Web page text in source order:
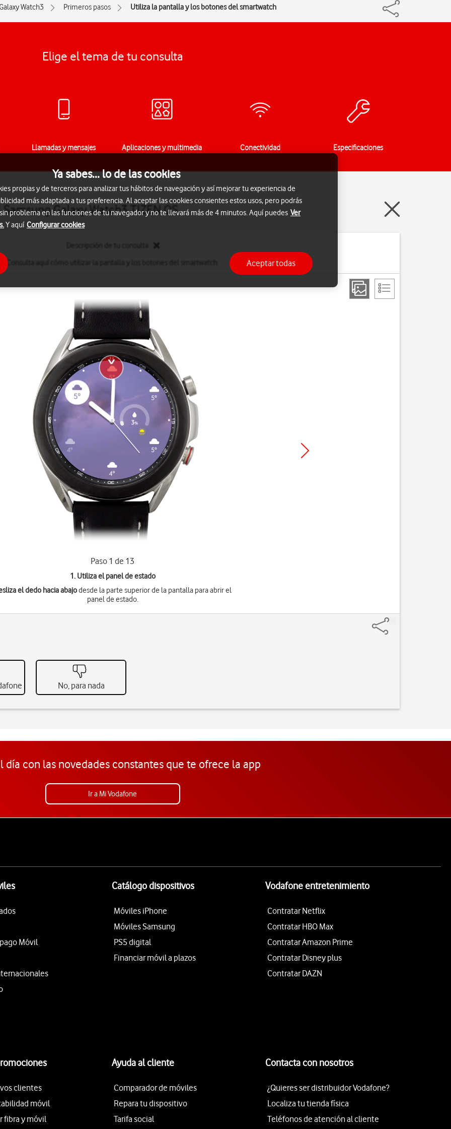
Watch3 Primeros pasos Utiliza la pantalla y los botones del smartwatch
Elige el tema de tu consulta
Llamadas y mensajes Aplicaciones y multimedia Conectividad Especificaciones
Galaxy Watch3 TIZEN OS
Consulta aquí cómo utilizar la pantalla y los botones del smartwatch.
Paso 1 de 13
1. Utiliza el panel de estado
el dedo hacia abajodesde la parte superior de la pantalla para abrir el
panel de estado.
No, para nada
día con las novedades constantes que te ofrece la app
Ir a Mi Vodafone
Móvil
Catálogo dispositivos
Móviles iPhone
Móviles Samsung
PS5 digital
Financiar móvil a plazos
Vodafone entretenimiento
Contratar Netflix
Contratar HBO Max
Contratar Amazon Prime
Contratar Disney plus
Contratar DAZN
clientes
móvil
fibra y móvil
Ayuda al cliente
Comparador de móviles
Repara tu dispositivo
Tarifa social
Contacta con nosotros
¿Quieres ser distribuidor Vodafone?
Localiza tu tienda física
Teléfonos de atención al cliente
Ya sabes... lo de las cookies
propias y de terceros para analizar tus hábitos de navegación y así mejorar tu experiencia de
más adaptada a tus preferencia. Al aceptar las cookies consientes estos usos, pero podrás
problema en las funciones de tu navegador y no te llevará más de 4 minutos. Aquí puedes Ver
Y aquí Configurar cookies
Aceptar todas